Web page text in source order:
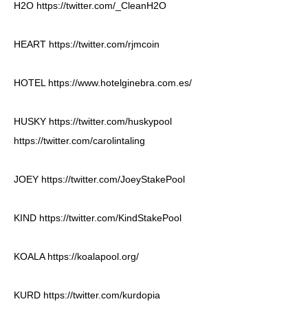
H2O https://twitter.com/_CleanH2O
HEART https://twitter.com/rjmcoin
HOTEL https://www.hotelginebra.com.es/
HUSKY https://twitter.com/huskypool
https://twitter.com/carolintaling
JOEY https://twitter.com/JoeyStakePool
KIND https://twitter.com/KindStakePool
KOALA https://koalapool.org/
KURD https://twitter.com/kurdopia